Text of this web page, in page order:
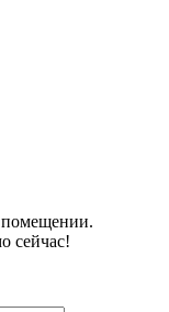
сейчас!